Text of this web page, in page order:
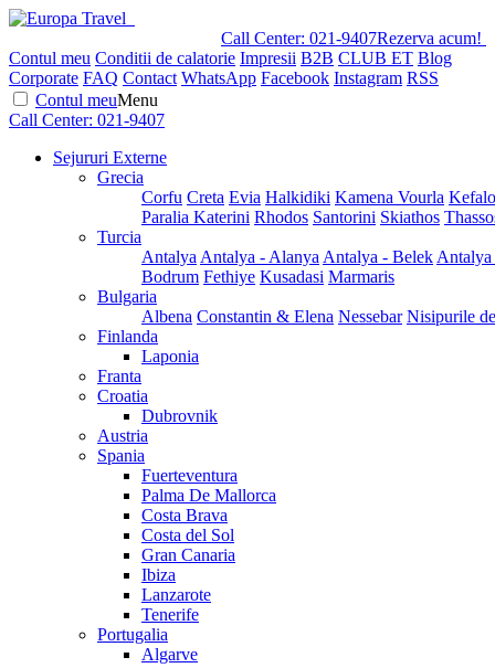
Call Center: 021-9407Rezerva acum!
Contul meu Conditii de calatorie Impresii B2B CLUB ET Blog
Corporate FAQ Contact WhatsApp Facebook Instagram RSS
Contul meuMenu
Call Center: 021-9407
Sejururi Externe
Grecia
Corfu Creta Evia Halkidiki Kamena Vourla
Paralia Katerini Rhodos Santorini Skiathos
Turcia
Antalya Antalya - Alanya Antalya - Belek
Bodrum Fethiye Kusadasi Marmaris
Bulgaria
Albena Constantin & Elena Nessebar Nisipurile
Finlanda
Laponia
Franta
Croatia
Dubrovnik
Austria
Spania
Fuerteventura
Palma De Mallorca
Costa Brava
Costa del Sol
Gran Canaria
Ibiza
Lanzarote
Tenerife
Portugalia
Algarve